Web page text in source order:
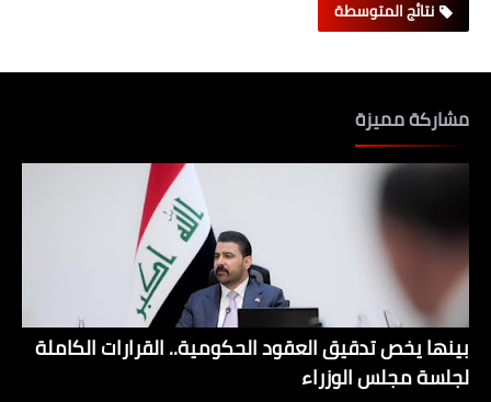
نتائج المتوسطة
مشاركة مميزة
بينها يخص تدقيق العقود الحكومية.. القرارات الكاملة
لجلسة مجلس الوزراء